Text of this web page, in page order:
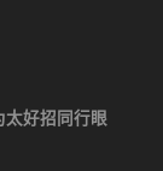
好招同行眼